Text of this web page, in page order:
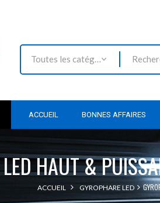
Toutes les catégories
ACCUEIL BONNES AFFAIRES
HAUT &
ACCUEIL GYROPHARE LED